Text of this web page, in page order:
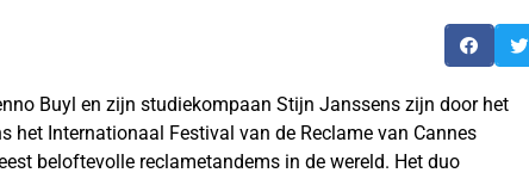
Buyl en zijn studiekompaan Stijn Janssens zijn door het
het Internationaal Festival van de Reclame van Cannes
beloftevolle reclametandems in de wereld. Het duo